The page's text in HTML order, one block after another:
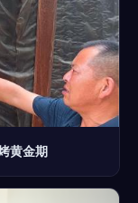
黄金期